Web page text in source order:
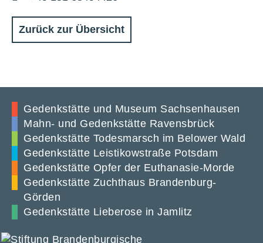
Zurück zur Übersicht
Gedenkstätte und Museum Sachsenhausen
Mahn- und Gedenkstätte Ravensbrück
Gedenkstätte Todesmarsch im Belower Wald
Gedenkstätte Leistikowstraße Potsdam
Gedenkstätte Opfer der Euthanasie-Morde
Gedenkstätte Zuchthaus Brandenburg-
Görden
Gedenkstätte Lieberose in Jamlitz